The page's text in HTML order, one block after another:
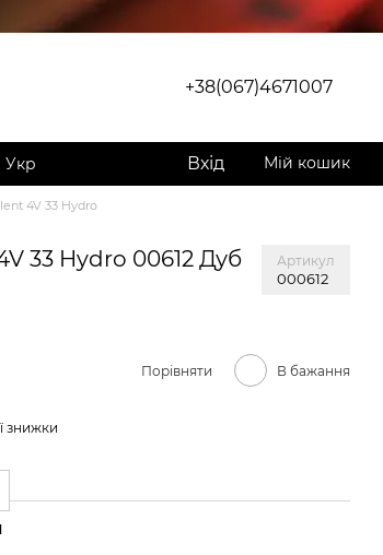
+38(067)4671007
Укр Вхід Мій кошик
4V 33 Hydro
33 Hydro 00612 Дуб
Артикул
000612
Порівняти В бажання
знижки